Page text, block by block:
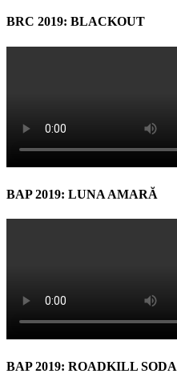
BRC 2019: BLACKOUT
BAP 2019: LUNA AMARĂ
BAP 2019: ROADKILL SODA